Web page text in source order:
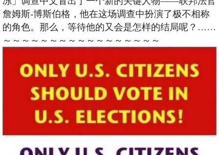
詹姆斯-博斯伯格，他在这场调查中扮演了极不相称
的角色。那么，等待他的又会是怎样的结局呢？……
～～～～～～～～～～～～～～～～～